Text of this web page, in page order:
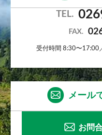
TEL.
FAX.
受付時間 8:30〜17:00
メール
お問